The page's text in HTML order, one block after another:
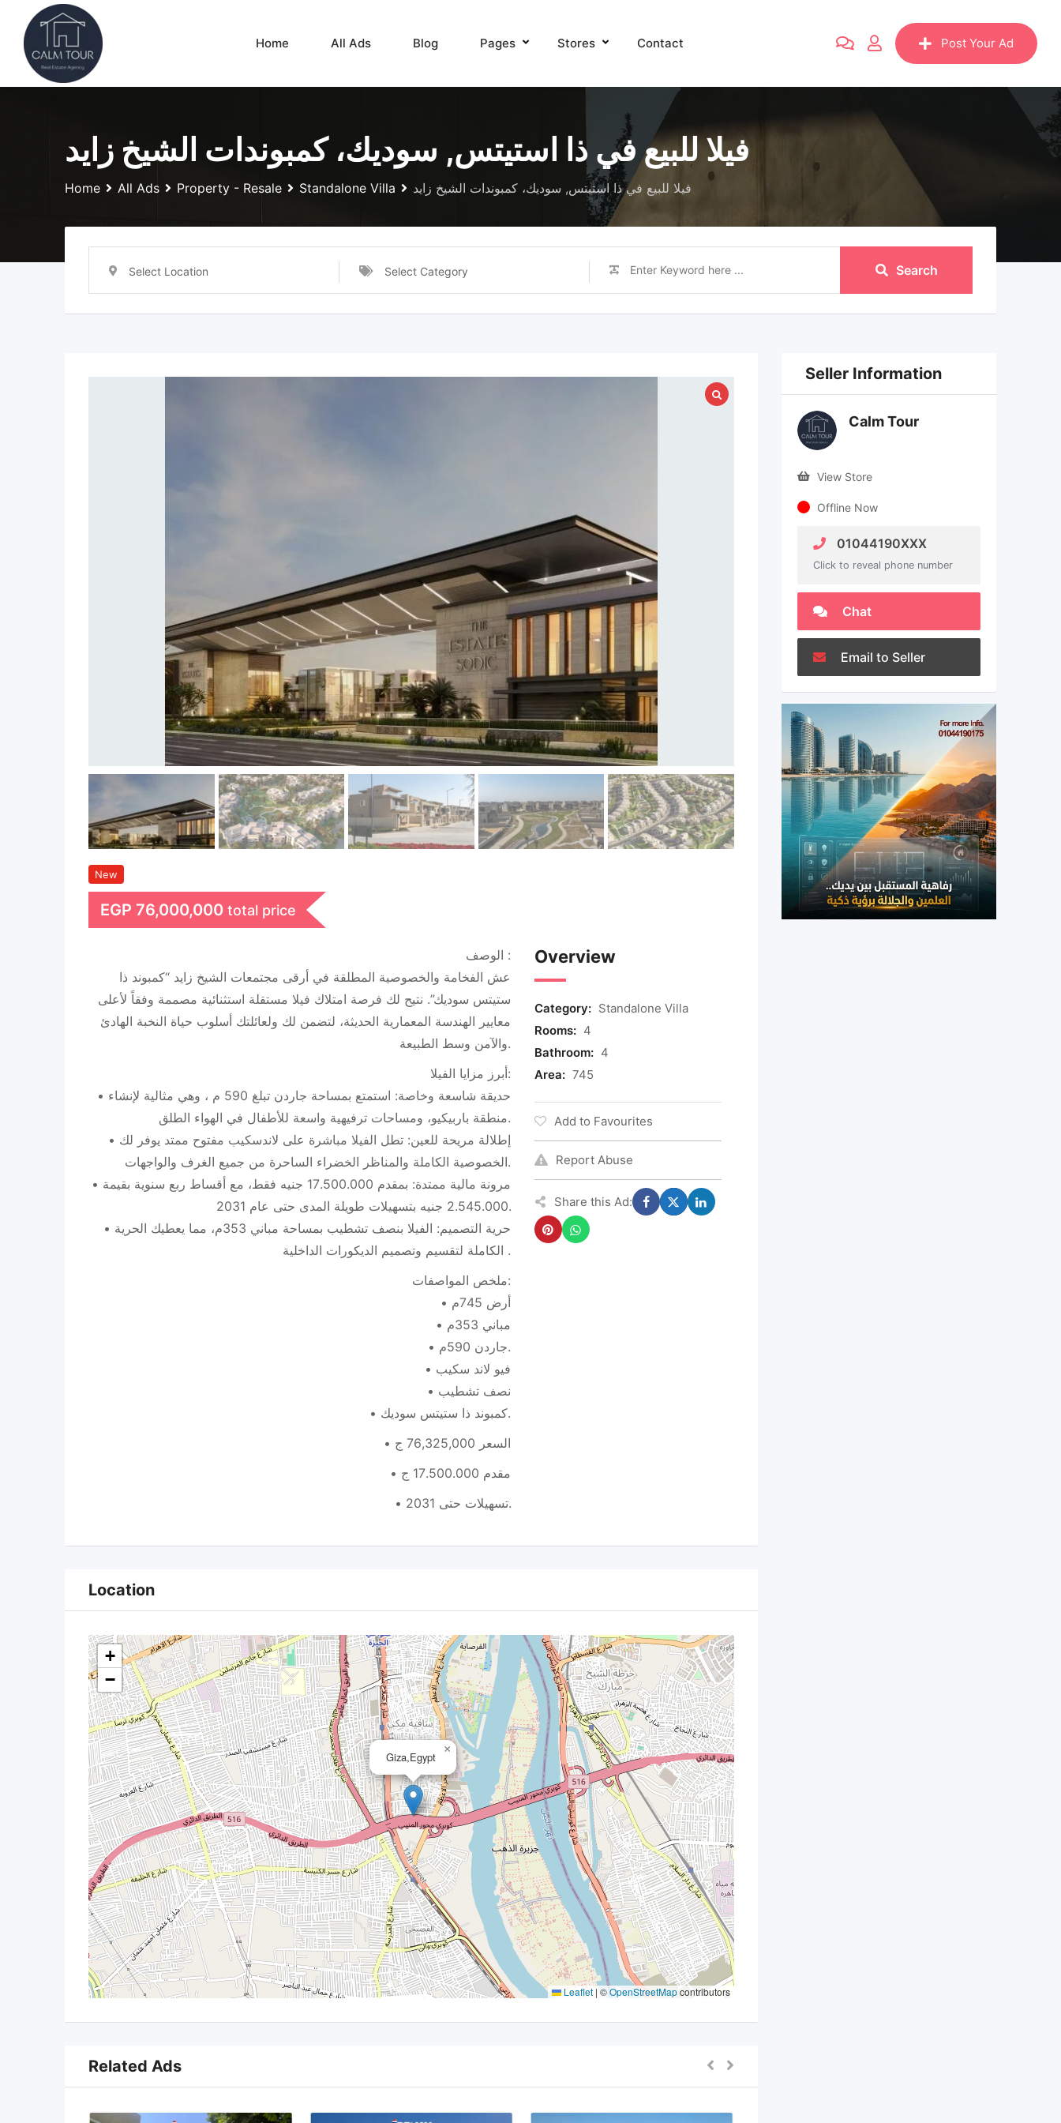
content
Home All Ads Blog Pages Stores Contact Post Your Ad
فيلا للبيع في ذا استيتس, سوديك، كمبوندات الشيخ زايد
Home All Ads Property - Resale Standalone Villa فيلا للبيع في ذا استيتس, سوديك، كمبوندات الشيخ زايد
Select Location Select Category Search
New
EGP 76,000,000 total price
الوصف :
عش الفخامة والخصوصية المطلقة في أرقى مجتمعات الشيخ زايد “كمبوند ذا
ستيتس سوديك”. نتيح لك فرصة امتلاك فيلا مستقلة استثنائية مصممة وفقاً لأعلى
معايير الهندسة المعمارية الحديثة، لتضمن لك ولعائلتك أسلوب حياة النخبة الهادئ
والآمن وسط الطبيعة.
أبرز مزايا الفيلا:
• حديقة شاسعة وخاصة: استمتع بمساحة جاردن تبلغ 590 م ، وهي مثالية لإنشاء
منطقة باربيكيو، ومساحات ترفيهية واسعة للأطفال في الهواء الطلق.
• إطلالة مريحة للعين: تطل الفيلا مباشرة على لاندسكيب مفتوح ممتد يوفر لك
الخصوصية الكاملة والمناظر الخضراء الساحرة من جميع الغرف والواجهات.
• مرونة مالية ممتدة: بمقدم 17.500.000 جنيه فقط، مع أقساط ربع سنوية بقيمة
2.545.000 جنيه بتسهيلات طويلة المدى حتى عام 2031.
• حرية التصميم: الفيلا بنصف تشطيب بمساحة مباني 353م، مما يعطيك الحرية
الكاملة لتقسيم وتصميم الديكورات الداخلية .
ملخص المواصفات:
• أرض 745م
• مباني 353م
• جاردن 590م.
• فيو لاند سكيب
• نصف تشطيب
• كمبوند ذا ستيتس سوديك.
• السعر 76,325,000 ج
• مقدم 17.500.000 ج
• تسهيلات حتى 2031.
Overview
Category: Standalone Villa
Rooms: 4
Bathroom: 4
Area: 745
Add to Favourites
Report Abuse
Share this Ad:
Location
Giza,Egypt
×
+
−
Leaflet | ©OpenStreetMapcontributors
Related Ads
Seller Information
Calm Tour
View Store
Offline Now
01044190XXX
Click to reveal phone number
Chat
Email to Seller